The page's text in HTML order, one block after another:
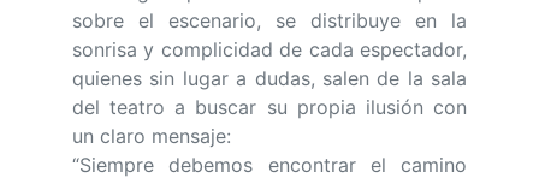
sobre el escenario, se distribuye en la
sonrisa y complicidad de cada espectador,
quienes sin lugar a dudas, salen de la sala
del teatro a buscar su propia ilusión con
un claro mensaje:
“Siempre debemos encontrar el camino